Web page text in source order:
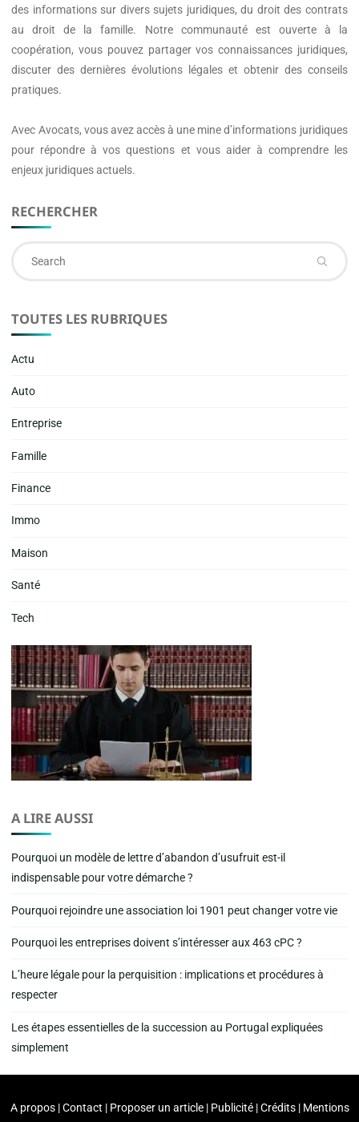
des informations sur divers sujets juridiques, du droit des contrats
au droit de la famille. Notre communauté est ouverte à la
coopération, vous pouvez partager vos connaissances juridiques,
discuter des dernières évolutions légales et obtenir des conseils
pratiques.
Avec Avocats, vous avez accès à une mine d’informations juridiques
pour répondre à vos questions et vous aider à comprendre les
enjeux juridiques actuels.
RECHERCHER
TOUTES LES RUBRIQUES
Actu
Auto
Entreprise
Famille
Finance
Immo
Maison
Santé
Tech
A LIRE AUSSI
Pourquoi un modèle de lettre d’abandon d’usufruit est-il
indispensable pour votre démarche ?
Pourquoi rejoindre une association loi 1901 peut changer votre vie
Pourquoi les entreprises doivent s’intéresser aux 463 cPC ?
L’heure légale pour la perquisition : implications et procédures à
respecter
Les étapes essentielles de la succession au Portugal expliquées
simplement
A propos | Contact | Proposer un article | Publicité | Crédits | Mentions